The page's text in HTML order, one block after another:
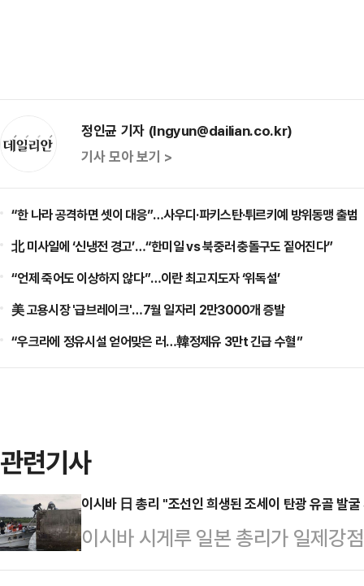
정인균 기자 (Ingyun@dailian.co.kr)
기사 모아 보기 >
“한 나라 공격하면 셋이 대응”…사우디·파키스탄·튀르키예 방위동맹 출범
北 미사일에 ‘신냉전 경고’…“한미일 vs 북중러 충돌구도 짙어진다”
“언제 죽어도 이상하지 않다”…이란 최고지도자 ‘위독설’
美 고용시장 '급브레이크'…7월 일자리 2만3000개 증발
“우크라에 정유시설 얻어맞은 러…韓정제유 3만t 긴급 수혈”
관련기사
이시바 日 총리 "조선인 희생된 조세이 탄광 유골 발
이시바 시게루 일본 총리가 일제강
유골 발굴과 관련해 정부 차원의 지